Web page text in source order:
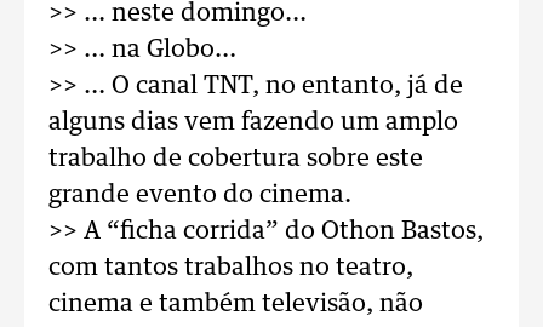
>> ... neste domingo...
>> ... na Globo...
>> ... O canal TNT, no entanto, já de
alguns dias vem fazendo um amplo
trabalho de cobertura sobre este
grande evento do cinema.
>> A “ficha corrida” do Othon Bastos,
com tantos trabalhos no teatro,
cinema e também televisão, não